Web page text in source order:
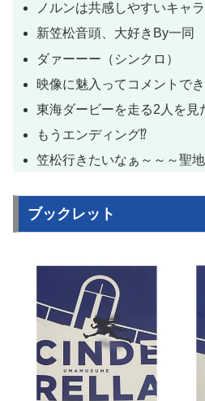
ノルンは共感しやすいキャ
新笠松音頭、大好きBy一同
ダァーーー（シンクロ）
映像に魅入ってコメントで
東海ダービーを走る2人を見
もうエンディング⁉️
笠松行きたいなぁ～～～聖
ブックレット